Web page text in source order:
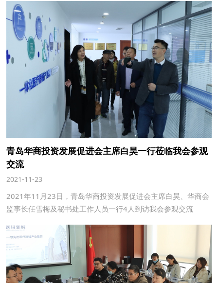
察
青岛华商投资发展促进会主席白昊一行莅临我会参观
交流
2021-11-23
2021年11月23日，青岛华商投资发展促进会主席白昊、华商会
监事长任雪梅及秘书处工作人员一行4人到访我会参观交流